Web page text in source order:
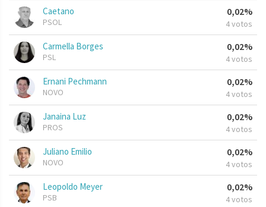
Caetano
PSOL
0,02%
4 votos
Carmella Borges
PSL
0,02%
4 votos
Ernani Pechmann
NOVO
0,02%
4 votos
Janaina Luz
PROS
0,02%
4 votos
Juliano Emilio
NOVO
0,02%
4 votos
Leopoldo Meyer
PSB
0,02%
4 votos